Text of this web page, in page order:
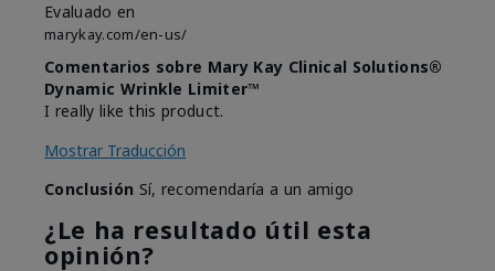
Evaluado en
marykay.com/en-us/
Comentarios sobre Mary Kay Clinical Solutions®
Dynamic Wrinkle Limiter™
I really like this product.
Mostrar Traducción
Conclusión Sí, recomendaría a un amigo
¿Le ha resultado útil esta
opinión?